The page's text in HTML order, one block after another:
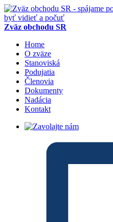
Zväz obchodu SR
Home
O zväze
Stanoviská
Podujatia
Členovia
Dokumenty
Nadácia
Kontakt